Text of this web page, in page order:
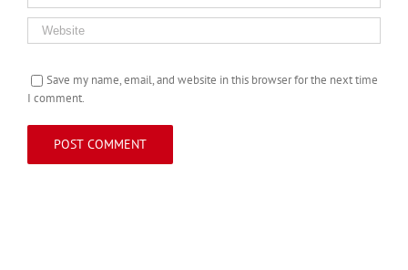
Save my name, email, and website in this browser for the next time
I comment.